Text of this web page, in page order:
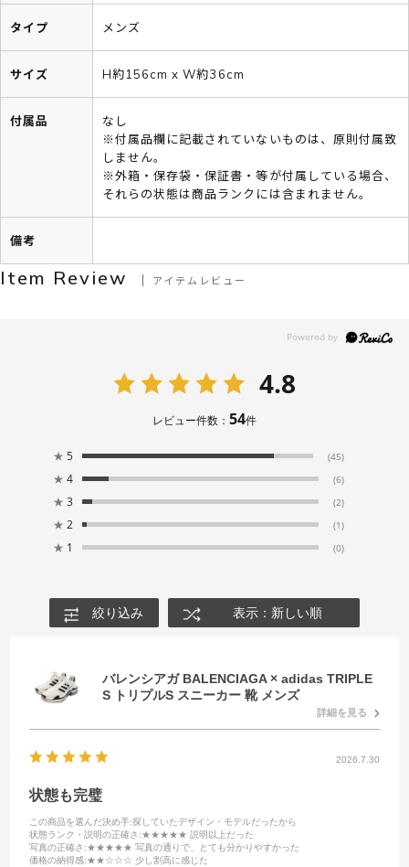
タイプ メンズ
サイズ H約156cm x W約36cm
付属品
なし
※付属品欄に記載されていないものは、原則付属致
しません。
※外箱・保存袋・保証書・等が付属している場合、
それらの状態は商品ランクには含まれません。
備考
Item Review アイテムレビュー
4.8
レビュー件数： 54件
★ 5 (45)
★ 4 (6)
★ 3 (2)
★ 2 (1)
★ 1 (0)
絞り込み 表示：新しい順
バレンシアガ BALENCIAGA × adidas TRIPLE
S トリプルS スニーカー 靴 メンズ
詳細を見る
2026.7.30
状態も完璧
この商品を選んだ決め手:探していたデザイン・モデルだったから
状態ランク・説明の正確さ :★★★★★ 説明以上だった
写真の正確さ :★★★★★ 写真の通りで、とても分かりやすかった
価格の納得感:★★☆☆☆ 少し割高に感じた